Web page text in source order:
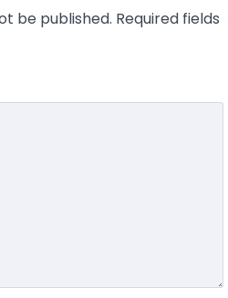
be published. Required fields